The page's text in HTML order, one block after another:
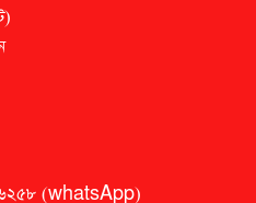
(whatsApp)